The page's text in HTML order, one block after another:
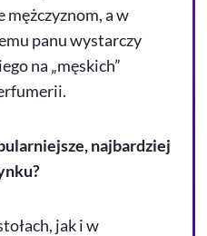
a w
panu wystarczy
na „męskich”
najbardziej
jak i w